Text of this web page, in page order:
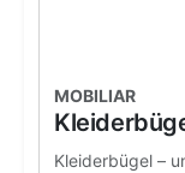
MOBILIAR
Kleiderbügel –